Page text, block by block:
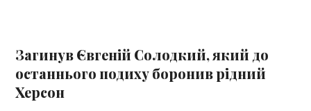
Загинув Євгеній Солодкий, який до
останнього подиху боронив рідний
Херсон